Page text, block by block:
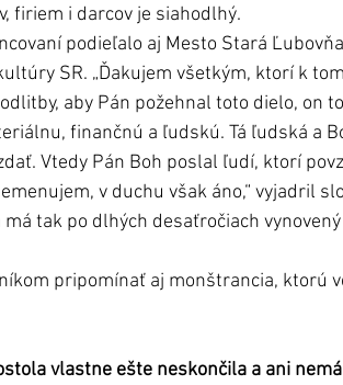
firiem i darcov je siahodlhý.
podieľalo aj Mesto Stará
SR. „Ďakujem všetkým, ktorí k
aby Pán požehnal toto dielo, on
finančnú a ľudskú. Tá ľudská a
Vtedy Pán Boh poslal ľudí, ktorí
v duchu však áno,“ vyjadril
tak po dlhých desaťročiach
pripomínať aj monštrancia, ktorú
vlastne ešte neskončila a ani